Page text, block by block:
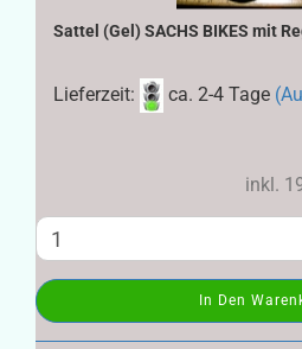
Sattel (Gel) SACHS BIKES mit
Lieferzeit: ca. 2-4 Tage
inkl.
In Den